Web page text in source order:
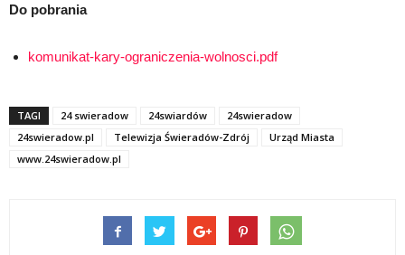
Do pobrania
komunikat-kary-ograniczenia-wolnosci.pdf
TAGI 24 swieradow 24swiardów
24swieradow
24swieradow.pl
Telewizja Świeradów-Zdrój
Urząd Miasta
www.24swieradow.pl